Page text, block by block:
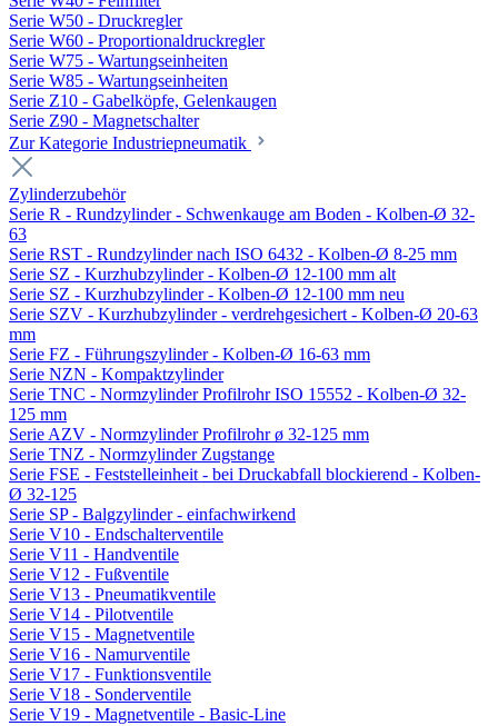
Serie W50 - Druckregler
Serie W60 - Proportionaldruckregler
Serie W75 - Wartungseinheiten
Serie W85 - Wartungseinheiten
Serie Z10 - Gabelköpfe, Gelenkaugen
Serie Z90 - Magnetschalter
Zur Kategorie Industriepneumatik
Zylinderzubehör
Serie R - Rundzylinder - Schwenkauge am Boden - Kolben-Ø 32-
63
Serie RST - Rundzylinder nach ISO 6432 - Kolben-Ø 8-25 mm
Serie SZ - Kurzhubzylinder - Kolben-Ø 12-100 mm alt
Serie SZ - Kurzhubzylinder - Kolben-Ø 12-100 mm neu
Serie SZV - Kurzhubzylinder - verdrehgesichert - Kolben-Ø 20-63
mm
Serie FZ - Führungszylinder - Kolben-Ø 16-63 mm
Serie NZN - Kompaktzylinder
Serie TNC - Normzylinder Profilrohr ISO 15552 - Kolben-Ø 32-
125 mm
Serie AZV - Normzylinder Profilrohr ø 32-125 mm
Serie TNZ - Normzylinder Zugstange
Serie FSE - Feststelleinheit - bei Druckabfall blockierend - Kolben-
Ø 32-125
Serie SP - Balgzylinder - einfachwirkend
Serie V10 - Endschalterventile
Serie V11 - Handventile
Serie V12 - Fußventile
Serie V13 - Pneumatikventile
Serie V14 - Pilotventile
Serie V15 - Magnetventile
Serie V16 - Namurventile
Serie V17 - Funktionsventile
Serie V18 - Sonderventile
Serie V19 - Magnetventile - Basic-Line